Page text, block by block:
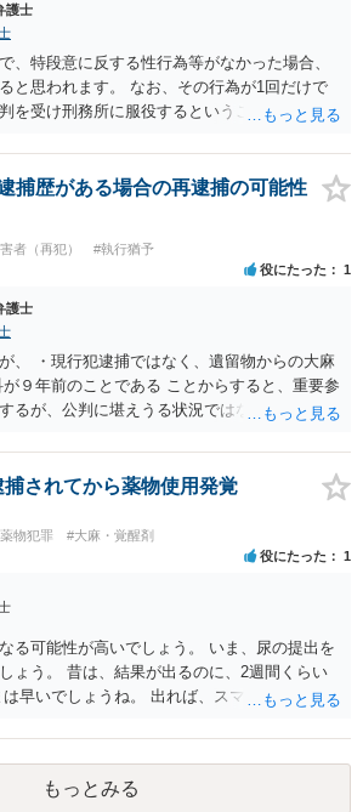
護士
、特段意に反する性行為等がなかった場合、
と思われます。 なお、その行為が1回だけで
を受け刑務所に服役するということは考えに
捕歴がある場合の再逮捕の可能性
者（再犯） #執行猶予
役にたった 1
護士
、 ・現行犯逮捕ではなく、遺留物からの大麻
９年前のことである ことからすると、重要参
るが、公判に堪えうる状況ではないとして、
されてから薬物使用発覚
物犯罪 #大麻・覚醒剤
役にたった 1
る可能性が高いでしょう。 いま、尿の提出を
ょう。 昔は、結果が出るのに、2週間くらい
早いでしょうね。 出れば、スマホの押収と家
もっとみる